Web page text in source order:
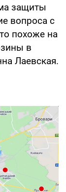
защиты
вопроса с
похоже на
в
Лаевская.